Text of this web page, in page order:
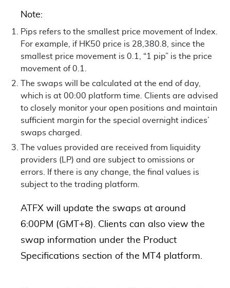
Note:
Pips refers to the smallest price movement of Index.
For example, if HK50 price is 28,380.8, since the
smallest price movement is 0.1, “1 pip” is the price
movement of 0.1.
The swaps will be calculated at the end of day,
which is at 00:00 platform time. Clients are advised
to closely monitor your open positions and maintain
sufficient margin for the special overnight indices’
swaps charged.
The values provided are received from liquidity
providers (LP) and are subject to omissions or
errors. If there is any change, the final values is
subject to the trading platform.
ATFX will update the swaps at around
6:00PM (GMT+8). Clients can also view the
swap information under the Product
Specifications section of the MT4 platform.